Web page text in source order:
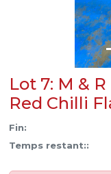
Lot 7: M &
Red Chilli
Fin:
Temps restant::